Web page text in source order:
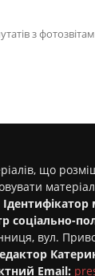
з
що
Ідентифікатор
соціально-
вул.
Email: